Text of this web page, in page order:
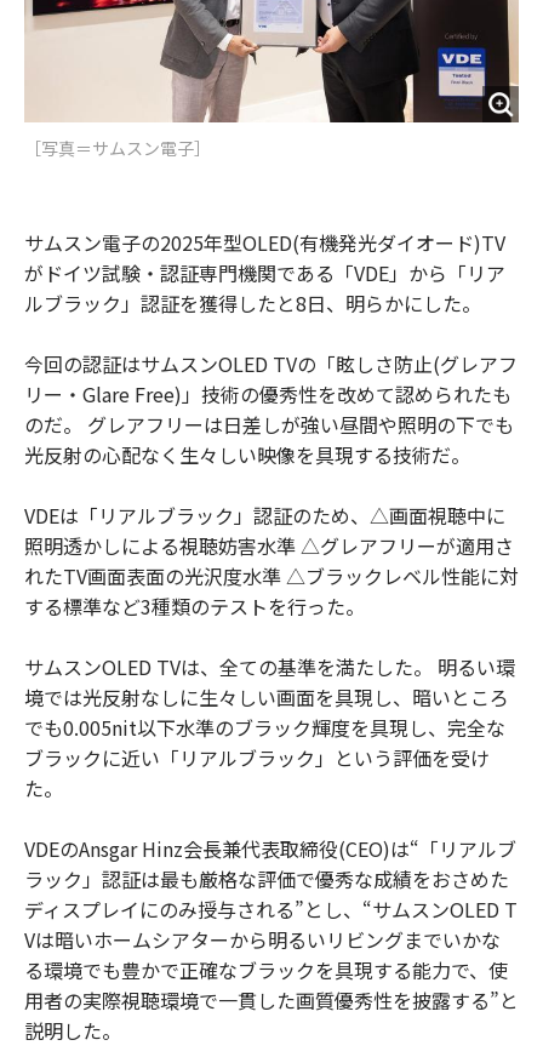
［写真＝サムスン電子］
サムスン電子の2025年型OLED(有機発光ダイオード)TV
がドイツ試験・認証専門機関である「VDE」から「リア
ルブラック」認証を獲得したと8日、明らかにした。
今回の認証はサムスンOLED TVの「眩しさ防止(グレアフ
リー・Glare Free)」技術の優秀性を改めて認められたも
のだ。 グレアフリーは日差しが強い昼間や照明の下でも
光反射の心配なく生々しい映像を具現する技術だ。
VDEは「リアルブラック」認証のため、△画面視聴中に
照明透かしによる視聴妨害水準 △グレアフリーが適用さ
れたTV画面表面の光沢度水準 △ブラックレベル性能に対
する標準など3種類のテストを行った。
サムスンOLED TVは、全ての基準を満たした。 明るい環
境では光反射なしに生々しい画面を具現し、暗いところ
でも0.005nit以下水準のブラック輝度を具現し、完全な
ブラックに近い「リアルブラック」という評価を受け
た。
VDEのAnsgar Hinz会長兼代表取締役(CEO)は“「リアルブ
ラック」認証は最も厳格な評価で優秀な成績をおさめた
ディスプレイにのみ授与される”とし、“サムスンOLED T
Vは暗いホームシアターから明るいリビングまでいかな
る環境でも豊かで正確なブラックを具現する能力で、使
用者の実際視聴環境で一貫した画質優秀性を披露する”と
説明した。